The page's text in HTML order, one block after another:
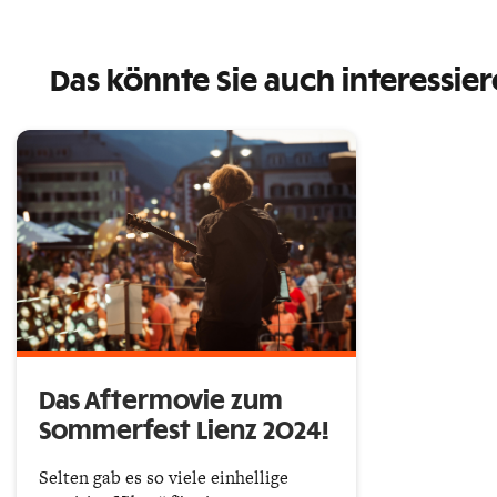
Das könnte Sie auch
Das Aftermovie zum
Sommerfest Lienz 2024!
Selten gab es so viele einhellige